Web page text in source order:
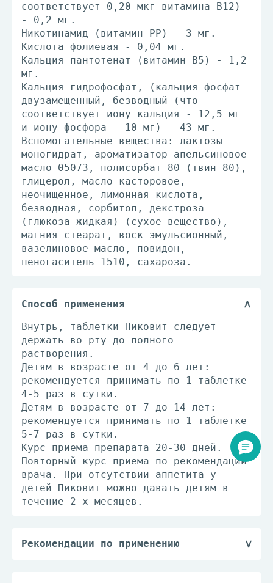
соответствует 0,20 мкг витамина В12)
- 0,2 мг.
Никотинамид (витамин РР) - 3 мг.
Кислота фолиевая - 0,04 мг.
Кальция пантотенат (витамин В5) - 1,2
мг.
Кальция гидрофосфат, (кальция фосфат
двузамещенный, безводный (что
соответствует иону кальция - 12,5 мг
и иону фосфора - 10 мг) - 43 мг.
Вспомогательные вещества: лактозы
моногидрат, ароматизатор апельсиновое
масло 05073, полисорбат 80 (твин 80),
глицерол, масло касторовое,
неочищенное, лимонная кислота,
безводная, сорбитол, декстроза
(глюкоза жидкая) (сухое вещество),
магния стеарат, воск эмульсионный,
вазелиновое масло, повидон,
пеногаситель 1510, сахароза.
Способ применения
Внутрь, таблетки Пиковит следует
держать во рту до полного
растворения.
Детям в возрасте от 4 до 6 лет:
рекомендуется принимать по 1 таблетке
4-5 раз в сутки.
Детям в возрасте от 7 до 14 лет:
рекомендуется принимать по 1 таблетке
5-7 раз в сутки.
Курс приема препарата 20-30 дней.
Повторный курс приема по рекомендации
врача. При отсутствии аппетита у
детей Пиковит можно давать детям в
течение 2-х месяцев.
Рекомендации по применению